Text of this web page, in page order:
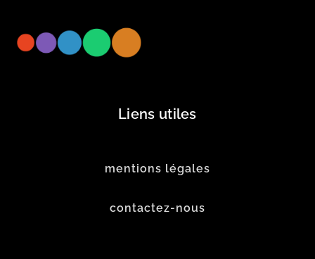
Liens utiles
mentions légales
contactez-nous